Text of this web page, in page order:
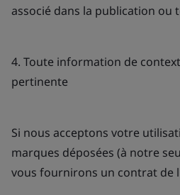
associé dans la publication ou
4. Toute information de
pertinente
Si nous acceptons votre
marques déposées (à notre
vous fournirons un contrat de